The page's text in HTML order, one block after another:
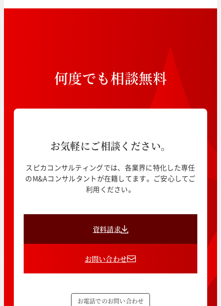
何度でも相談無料
お気軽にご相談ください。
スピカコンサルティングでは、各業界に特化した専任
のM&Aコンサルタントが在籍してます。ご安心してご
利用ください。
資料請求
お問い合わせ
お電話でのお問い合わせ